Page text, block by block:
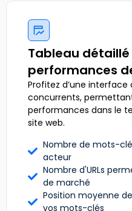
Tableau détaillé
performances
Profitez d’une interface
concurrents,
performances dans le
site web.
Nombre de mots-
acteur
Nombre d'URLs
de marché
Position moyenne
vos mots-clés